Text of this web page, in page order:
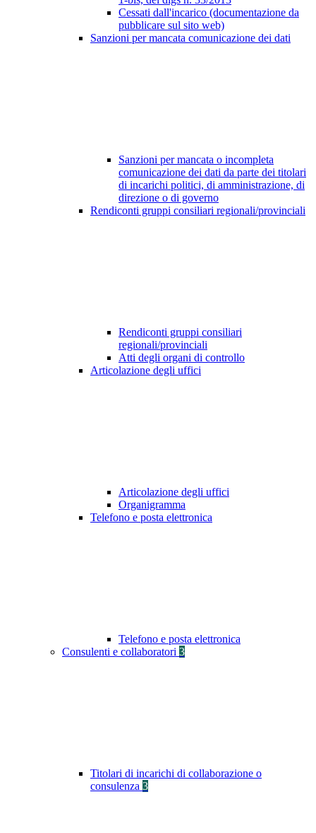
Cessati dall'incarico (documentazione da
pubblicare sul sito web)
Sanzioni per mancata comunicazione dei dati
Sanzioni per mancata o incompleta
comunicazione dei dati da parte dei titolari
di incarichi politici, di amministrazione, di
direzione o di governo
Rendiconti gruppi consiliari regionali/provinciali
Rendiconti gruppi consiliari
regionali/provinciali
Atti degli organi di controllo
Articolazione degli uffici
Articolazione degli uffici
Organigramma
Telefono e posta elettronica
Telefono e posta elettronica
Consulenti e collaboratori 3
Titolari di incarichi di collaborazione o
consulenza 3